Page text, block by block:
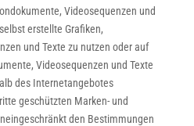
Videosequenzen und
erstellte Grafiken,
und Texte zu nutzen oder auf
Videosequenzen und Texte
des Internetangebotes
geschützten Marken- und
den Bestimmungen